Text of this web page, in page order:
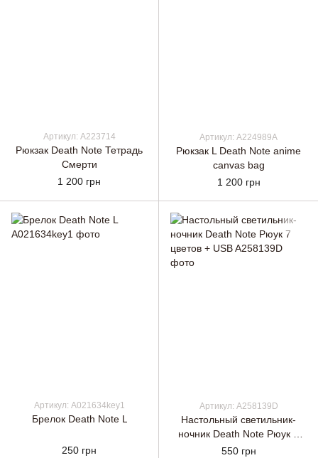
Артикул: A223714
Рюкзак Death Note Тетрадь
Смерти
1 200 грн
Артикул: A224989A
Рюкзак L Death Note anime
canvas bag
1 200 грн
Артикул: A021634key1
Брелок Death Note L
250 грн
Артикул: A258139D
Настольный светильник-
ночник Death Note Рюук 7
цветов + USB
550 грн